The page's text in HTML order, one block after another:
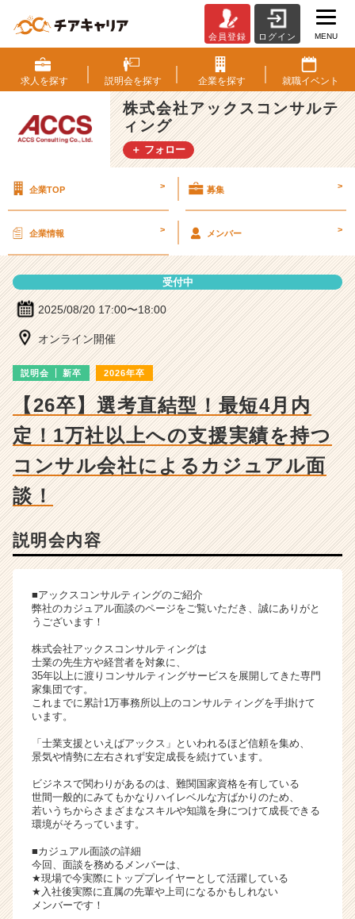
式
会
社
ア
ッ
ク
ス
サ
ィ
ン
グ
の
詳
|
ベ
ン
チ
ャ
業
ら
ス
ウ
ト
が
く
活
サ
ト
チ
ア
ャ
リ
ア
会員登録 ログイン MENU
求人を探す 説明会を探す 企業を探す 就職イベント
株式会社アックスコンサルテ
ィング
＋ フォロー
企業TOP > 募集 >
企業情報 > メンバー >
受付中
2025/08/20 17:00〜18:00
オンライン開催
説明会 新卒 2026年卒
【26卒】選考直結型！最短4月内
定！1万社以上への支援実績を持つ
コンサル会社によるカジュアル面
談！
説明会内容
■アックスコンサルティングのご紹介
弊社のカジュアル面談のページをご覧いただき、誠にありがと
うございます！
株式会社アックスコンサルティングは
士業の先生方や経営者を対象に、
35年以上に渡りコンサルティングサービスを展開してきた専門
家集団です。
これまでに累計1万事務所以上のコンサルティングを手掛けて
います。
「士業支援といえばアックス」といわれるほど信頼を集め、
景気や情勢に左右されず安定成長を続けています。
ビジネスで関わりがあるのは、難関国家資格を有している
世間一般的にみてもかなりハイレベルな方ばかりのため、
若いうちからさまざまなスキルや知識を身につけて成長できる
環境がそろっています。
■カジュアル面談の詳細
今回、面談を務めるメンバーは、
★現場で今実際にトッププレイヤーとして活躍している
★入社後実際に直属の先輩や上司になるかもしれない
メンバーです！